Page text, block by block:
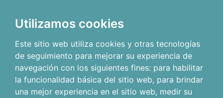
Utilizamos cookies
Este sitio web utiliza cookies y otras tecnologías
de seguimiento para mejorar su experiencia de
navegación con los siguientes fines: para habilitar
la funcionalidad básica del sitio web, para brindar
una mejor experiencia en el sitio web, medir su